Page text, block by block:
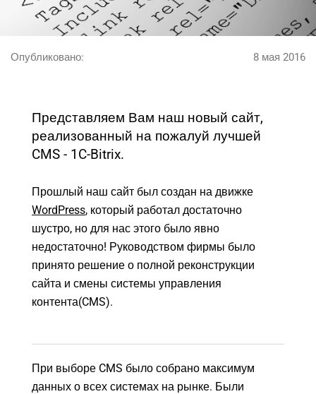
Опубликовано: 8 мая 2016
Представляем Вам наш новый сайт,
реализованный на пожалуй лучшей
CMS - 1C-Bitrix.
Прошлый наш сайт был создан на движке
WordPress, который работал достаточно
шустро, но для нас этого было явно
недостаточно! Руководством фирмы было
принято решение о полной реконструкции
сайта и смены системы управления
контента(CMS).
При выборе CMS было собрано максимум
данных о всех системах на рынке. Были